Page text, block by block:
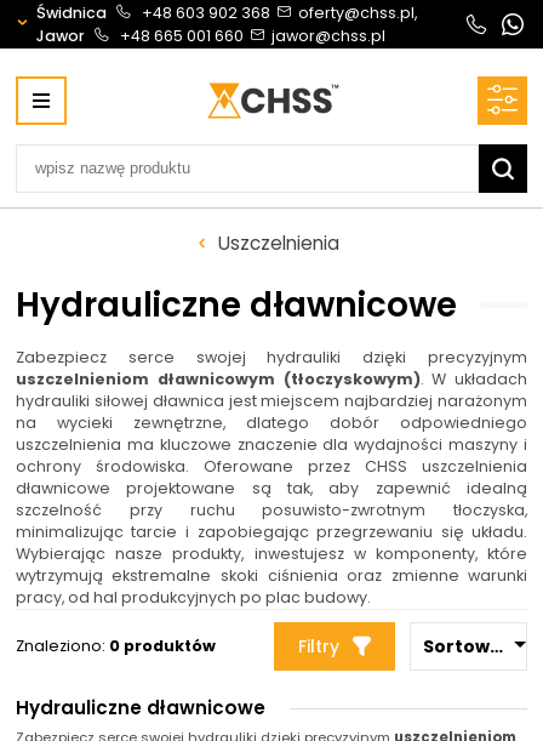
58-100 Świdnica, ul. Bystrzycka 17, POLSKA
CHSS.PL DAWID WOŹNY
Biuro obsługi klienta:
PN-PT: 6:30 - 16:00
Oferty i wyceny:
+48 603 902 368
Siłowniki:
+48 690 884 272
silowniki@chss.pl
Serwis:
+48 536 202 250
+48 609 877 288
serwis@chss.pl
Uszczelnienia techniczne:
+48 669 834 274
uszczelnienia@chss.pl
Magazyn 24H:
+48 731 349 406
info@chss.pl
59-400 Jawor, ul. Kuziennicza 5, POLSKA
Świdnica +48 603 902 368
oferty@chss.pl,
Jawor
+48 665 001 660 jawor@chss.pl
Uszczelnienia
Hydrauliczne dławnicowe
Hydrauliczne dławnicowe
Zabezpiecz serce swojej hydrauliki dzięki precyzyjnym
uszczelnieniom dławnicowym (tłoczyskowym). W układach
hydrauliki siłowej dławnica jest miejscem najbardziej narażonym
na wycieki zewnętrzne, dlatego dobór odpowiedniego
uszczelnienia ma kluczowe znaczenie dla wydajności maszyny i
ochrony środowiska. Oferowane przez CHSS uszczelnienia
dławnicowe projektowane są tak, aby zapewnić idealną
szczelność przy ruchu posuwisto-zwrotnym tłoczyska,
minimalizując tarcie i zapobiegając przegrzewaniu się układu.
Wybierając nasze produkty, inwestujesz w komponenty, które
wytrzymują ekstremalne skoki ciśnienia oraz zmienne warunki
pracy, od hal produkcyjnych po plac budowy.
Znaleziono: 0 produktów Filtry Sortowanie